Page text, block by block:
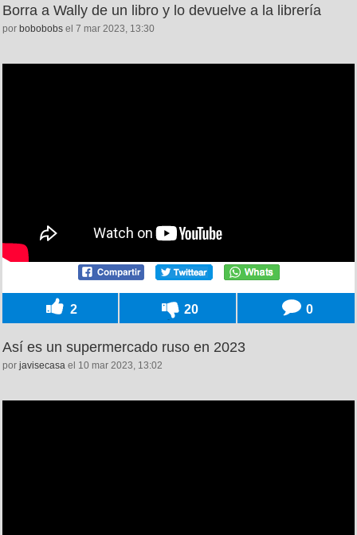
Borra a Wally de un libro y lo devuelve a la librería
por bobobobs el 7 mar 2023, 13:30
2 20 0
Así es un supermercado ruso en 2023
por javisecasa el 10 mar 2023, 13:02